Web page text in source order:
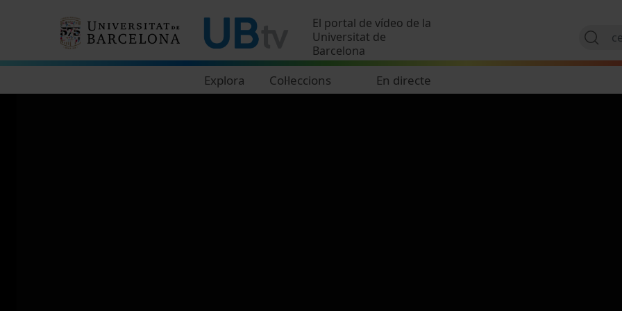
El portal de vídeo de la
Universitat de
Barcelona
Explora Col·leccions En directe